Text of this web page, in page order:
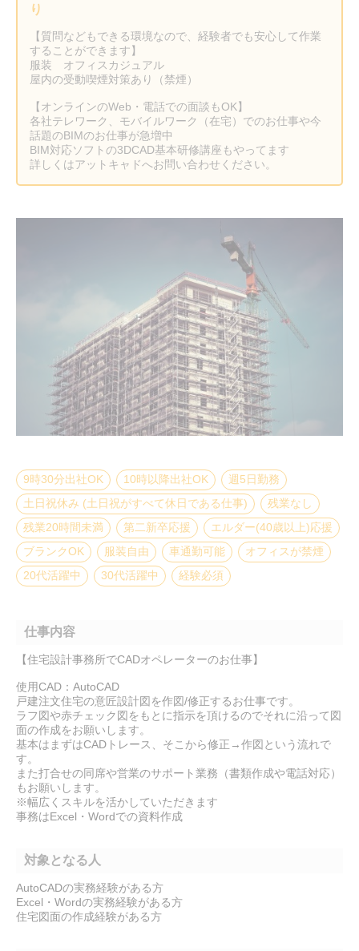
り
【質問などもできる環境なので、経験者でも安心して作業
することができます】
服装 オフィスカジュアル
屋内の受動喫煙対策あり（禁煙）
【オンラインのWeb・電話での面談もOK】
各社テレワーク、モバイルワーク（在宅）でのお仕事や今
話題のBIMのお仕事が急増中
BIM対応ソフトの3DCAD基本研修講座もやってます
詳しくはアットキャドへお問い合わせください。
9時30分出社OK 10時以降出社OK
週5日勤務
土日祝休み (土日祝がすべて休日である仕事)
残業なし
残業20時間未満
第二新卒応援
エルダー(40歳以上)応援
ブランクOK
服装自由 車通勤可能
オフィスが禁煙
20代活躍中
30代活躍中 経験必須
仕事内容
【住宅設計事務所でCADオペレーターのお仕事】
使用CAD：AutoCAD
戸建注文住宅の意匠設計図を作図/修正するお仕事です。
ラフ図や赤チェック図をもとに指示を頂けるのでそれに沿って図
面の作成をお願いします。
基本はまずはCADトレース、そこから修正→作図という流れで
す。
また打合せの同席や営業のサポート業務（書類作成や電話対応）
もお願いします。
※幅広くスキルを活かしていただきます
事務はExcel・Wordでの資料作成
対象となる人
AutoCADの実務経験がある方
Excel・Wordの実務経験がある方
住宅図面の作成経験がある方